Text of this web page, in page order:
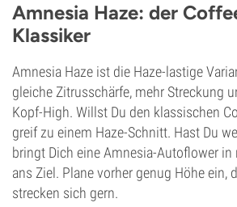
Amnesia Haze: der
Klassiker
Amnesia Haze ist die Haze-lastige
gleiche Zitrusschärfe, mehr Streckung
Kopf-High. Willst Du den klassischen
greif zu einem Haze-Schnitt. Hast Du
bringt Dich eine Amnesia-Autoflower in
ans Ziel. Plane vorher genug Höhe ein,
strecken sich gern.